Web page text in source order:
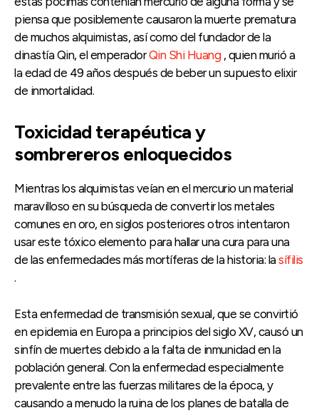
piensa que posiblemente causaron la muerte prematura
de muchos alquimistas, así como del fundador de la
dinastía Qin, el emperadorQin Shi Huang , quien murió a
la edad de 49 años después de beber un supuesto elixir
de inmortalidad.
Toxicidad terapéutica y
sombrereros enloquecidos
Mientras los alquimistas veían en el mercurio un material
maravilloso en su búsqueda de convertir los metales
comunes en oro, en siglos posteriores otros intentaron
usar este tóxico elemento para hallar una cura para una
de las enfermedades más mortíferas de la historia: lasífilis
.
Esta enfermedad de transmisión sexual, que se convirtió
en epidemia en Europa a principios del siglo XV, causó un
sinfín de muertes debido a la falta de inmunidad en la
población general. Con la enfermedad especialmente
prevalente entre las fuerzas militares de la época, y
causando a menudo la ruina de los planes de batalla de